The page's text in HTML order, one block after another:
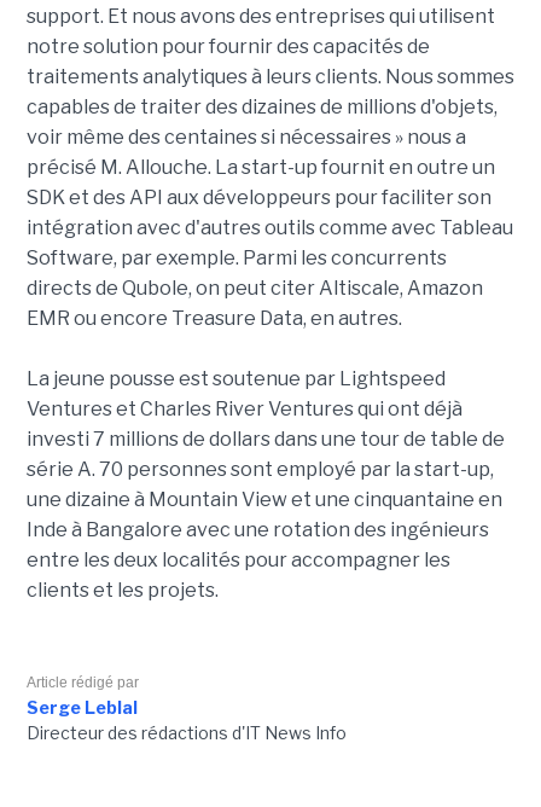
support. Et nous avons des entreprises qui utilisent
notre solution pour fournir des capacités de
traitements analytiques à leurs clients. Nous sommes
capables de traiter des dizaines de millions d'objets,
voir même des centaines si nécessaires » nous a
précisé M. Allouche. La start-up fournit en outre un
SDK et des API aux développeurs pour faciliter son
intégration avec d'autres outils comme avec Tableau
Software, par exemple. Parmi les concurrents
directs de Qubole, on peut citer Altiscale, Amazon
EMR ou encore Treasure Data, en autres.
La jeune pousse est soutenue par Lightspeed
Ventures et Charles River Ventures qui ont déjà
investi 7 millions de dollars dans une tour de table de
série A. 70 personnes sont employé par la start-up,
une dizaine à Mountain View et une cinquantaine en
Inde à Bangalore avec une rotation des ingénieurs
entre les deux localités pour accompagner les
clients et les projets.
Article rédigé par
Serge Leblal
Directeur des rédactions d'IT News Info